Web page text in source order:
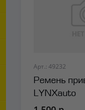
Арт.: 49232
Ремень
LYNXauto